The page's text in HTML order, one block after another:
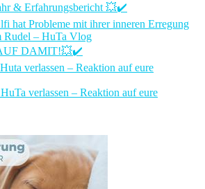
& Erfahrungsbericht 💥✔️
hat Probleme mit ihrer inneren Erregung
Rudel – HuTa Vlog
DAMIT!💥✔️
verlassen – Reaktion auf eure
verlassen – Reaktion auf eure